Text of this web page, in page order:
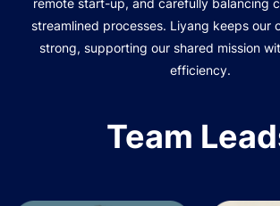
remote start-up, and carefully balancing
streamlined processes. Liyang keeps our
strong, supporting our shared mission
efficiency.
Team